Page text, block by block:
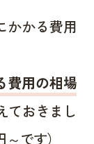
かかる費用
費用の相場
ておきまし
です）